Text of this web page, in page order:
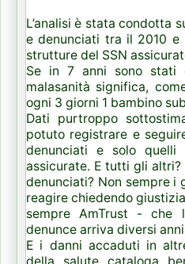
L’analisi è stata condotta
e denunciati tra il 2010 e
strutture del SSN
Se in 7 anni sono stati
malasanità significa,
ogni 3 giorni 1 bambino
Dati purtroppo
potuto registrare e
denunciati e solo
assicurate. E tutti gli altri?
denunciati? Non sempre i
reagire chiedendo
sempre AmTrust - che
denunce arriva diversi
E i danni accaduti in
della salute cataloga